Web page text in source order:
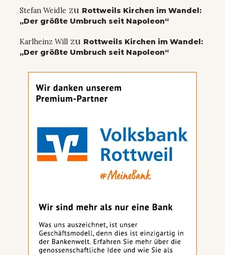
Stefan Weidle zu Rottweils Kirchen im Wandel:
„Der größte Umbruch seit Napoleon“
Karlheinz Will zu Rottweils Kirchen im Wandel:
„Der größte Umbruch seit Napoleon“